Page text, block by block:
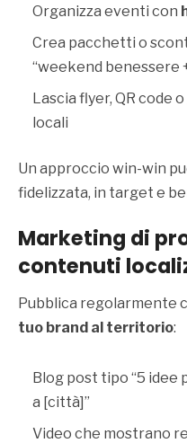
Organizza eventi con
Crea pacchetti o
“weekend benessere
Lascia flyer, QR code
locali
Un approccio win-win
fidelizzata, in target e
Marketing di
contenuti
Pubblica regolarmente
tuo brand al territorio:
Blog post tipo “5 idee
a [città]”
Video che mostrano